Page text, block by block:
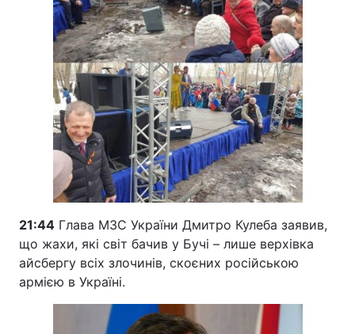
21:44 Глава МЗС України Дмитро Кулеба заявив,
що жахи, які світ бачив у Бучі – лише верхівка
айсбергу всіх злочинів, скоєних російською
армією в Україні.